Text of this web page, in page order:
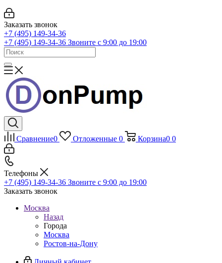
Заказать звонок
+7 (495) 149-34-36
+7 (495) 149-34-36 Звоните с 9:00 до 19:00
Сравнение0 Отложенные 0 Корзина0 0
Телефоны
+7 (495) 149-34-36 Звоните с 9:00 до 19:00
Заказать звонок
Москва
Назад
Города
Москва
Ростов-на-Дону